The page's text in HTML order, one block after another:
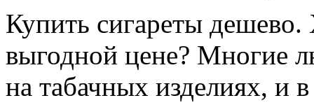
Купить сигaрeты дeшeвo.
выгодной цене? Многие
на табачных изделиях, и